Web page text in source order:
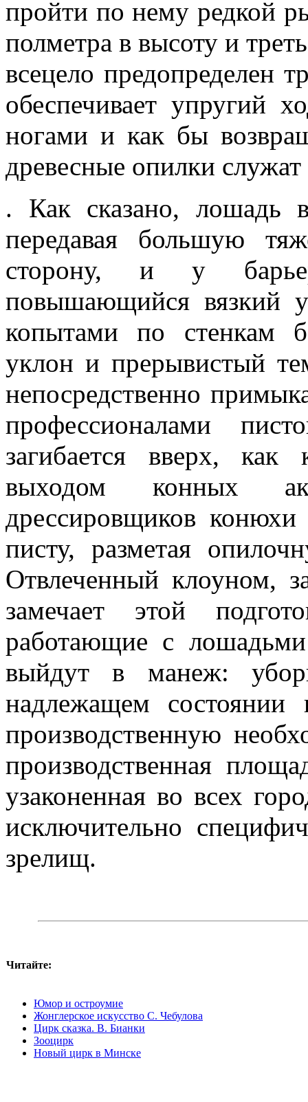
пройти по нему редкой
полметра в высоту и
всецело предопределен
обеспечивает упругий
ногами и как бы
древесные опилки
. Как сказано, лошадь
передавая большую
сторону, и у
повышающийся вязкий
копытами по стенкам
уклон и прерывистый
непосредственно
профессионалами
загибается вверх,
выходом конных
дрессировщиков конюхи
писту, разметая
Отвлеченный клоуном,
замечает этой
работающие с
выйдут в манеж:
надлежащем состоянии
производственную
производственная
узаконенная во всех
исключительно
зрелищ.
Читайте:
Юмор и остроумие
Жонглерское искусство С. Чебулова
Цирк сказка. В. Бианки
Зооцирк
Новый цирк в Минске